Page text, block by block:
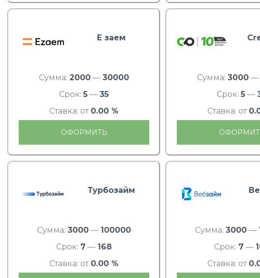
Е заем
Сумма: 2000 — 30000
Срок: 5 — 35
Ставка: от 0.00 %
ОФОРМИТЬ
Сумма: 3000 —
Срок: 5 —
Ставка: от
Турбозайм
Сумма: 3000 — 100000
Срок: 7 — 168
Ставка: от 0.00 %
Сумма: 3000 —
Срок: 7 —
Ставка: от